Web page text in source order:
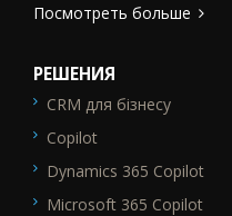
Посмотреть больше
РЕШЕНИЯ
SEO_FTR1
CRM для бізнесу
Copilot
Dynamics 365 Copilot
Microsoft 365 Copilot